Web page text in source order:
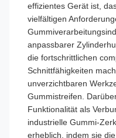
effizientes Gerät ist,
vielfältigen
anpassbarer
die fortschrittlichen
Schnittfähigkeiten
unverzichtbaren
Gummistreifen.
Funktionalität als
industrielle Gummi-
erheblich, indem sie